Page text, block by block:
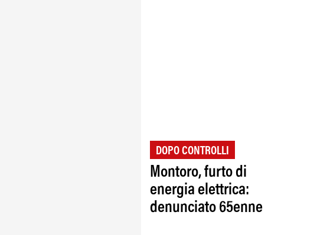
DOPO CONTROLLI
Montoro, furto di
energia elettrica:
denunciato 65enne